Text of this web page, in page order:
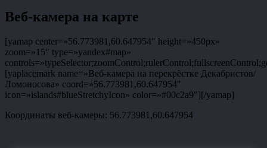
Веб-камера на карте
[yamap center=»56.773981,60.647954″ height=»450px»
zoom=»15″ type=»yandex#map»
[yaplacemark name=»Веб-камера на перекрёстке Декабристов/
Ломоносова» coord=»56.773981,60.647954″
icon=»islands#blueStretchyIcon» color=»#00c2a9″][/yamap]
Координаты веб-камеры: 56.773981,60.647954